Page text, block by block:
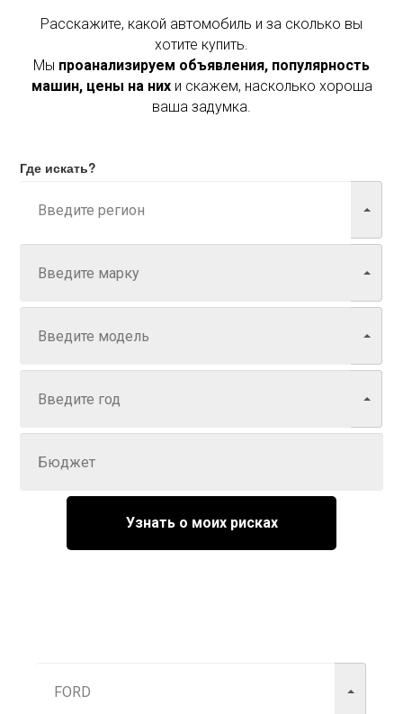
Расскажите, какой автомобиль и за сколько вы
хотите купить.
Мы проанализируем объявления, популярность
машин, цены на нихи скажем, насколько хороша
ваша задумка.
Где искать?
Узнать о моих рисках